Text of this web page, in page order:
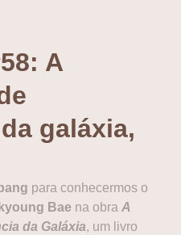
A
galáxia,
para conhecermos o
Bae na obra A
da Galáxia, um livro